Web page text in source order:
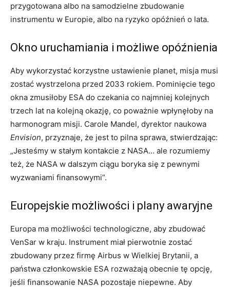
przygotowana albo na samodzielne zbudowanie
instrumentu w Europie, albo na ryzyko opóźnień o lata.
Okno uruchamiania i możliwe opóźnienia
Aby wykorzystać korzystne ustawienie planet, misja musi
zostać wystrzelona przed 2033 rokiem. Pominięcie tego
okna zmusiłoby ESA do czekania co najmniej kolejnych
trzech lat na kolejną okazję, co poważnie wpłynęłoby na
harmonogram misji. Carole Mandel, dyrektor naukowa
Envision, przyznaje, że jest to pilna sprawa, stwierdzając:
„Jesteśmy w stałym kontakcie z NASA… ale rozumiemy
też, że NASA w dalszym ciągu boryka się z pewnymi
wyzwaniami finansowymi”.
Europejskie możliwości i plany awaryjne
Europa ma możliwości technologiczne, aby zbudować
VenSar w kraju. Instrument miał pierwotnie zostać
zbudowany przez firmę Airbus w Wielkiej Brytanii, a
państwa członkowskie ESA rozważają obecnie tę opcję,
jeśli finansowanie NASA pozostaje niepewne. Aby